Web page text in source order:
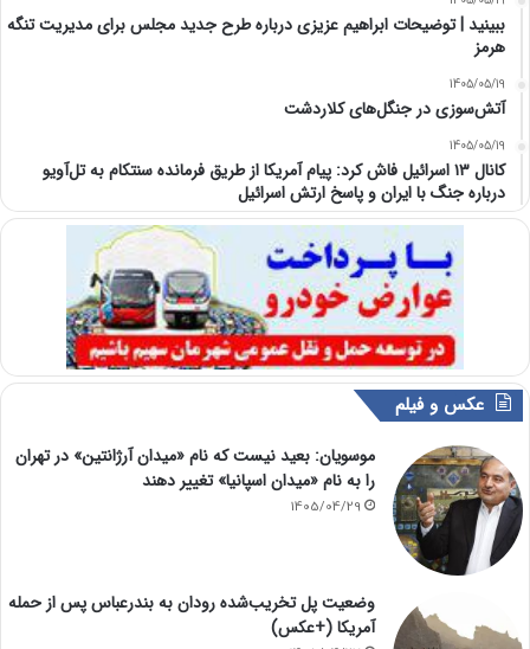
ببینید | توضیحات ابراهیم عزیزی درباره طرح جدید مجلس برای مدیریت تنگه
هرمز
1405/05/19
آتش‌سوزی در جنگل‌های کلاردشت
1405/05/19
کانال ۱۳ اسرائیل فاش کرد: پیام آمریکا از طریق فرمانده سنتکام به تل‌آویو
درباره جنگ با ایران و پاسخ ارتش اسرائیل
عکس و فیلم
موسویان: بعید نیست که نام «میدان آرژانتین» در تهران
را به نام «میدان اسپانیا» تغییر دهند
1405/04/29
وضعیت پل تخریب‌شده رودان به بندرعباس پس از حمله
آمریکا (+عکس)